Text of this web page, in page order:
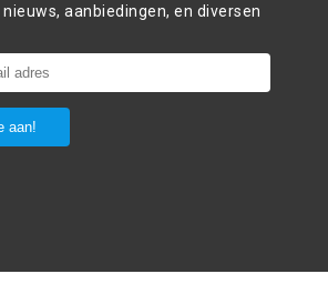
aanbiedingen, en diversen